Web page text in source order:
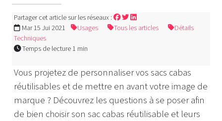
Partager cet article sur les réseaux :
Mar 15 Jui 2021
Usages Tous les articles
Détails
Techniques
Temps de lecture 1 min
Vous projetez de personnaliser vos sacs cabas
réutilisables et de mettre en avant votre image de
marque ? Découvrez les questions à se poser afin
de bien choisir son sac cabas réutilisable et leurs